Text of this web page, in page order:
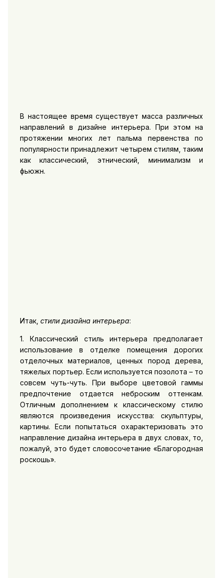
В настоящее время существует масса различных
направлений в дизайне интерьера. При этом на
протяжении многих лет пальма первенства по
популярности принадлежит четырем стилям, таким
как классический, этнический, минимализм и
фьюжн.
Итак, стили дизайна интерьера:
1. Классический стиль интерьера предполагает
использование в отделке помещения дорогих
отделочных материалов, ценных пород дерева,
тяжелых портьер. Если используется позолота – то
совсем чуть-чуть. При выборе цветовой гаммы
предпочтение отдается неброским оттенкам.
Отличным дополнением к классическому стилю
являются произведения искусства: скульптуры,
картины. Если попытаться охарактеризовать это
направление дизайна интерьера в двух словах, то,
пожалуй, это будет словосочетание «Благородная
роскошь».